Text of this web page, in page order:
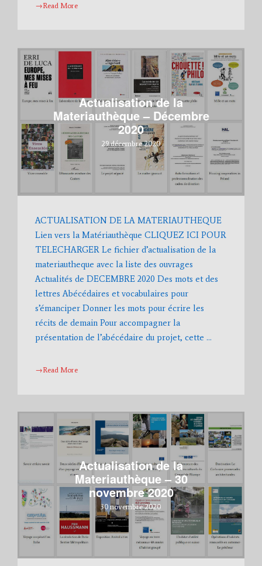
→Read More
Actualisation de la
Materiauthèque – Décembre
2020
29 décembre 2020
ACTUALISATION DE LA MATERIAUTHEQUE
Lien vers la Matériauthèque CLIQUEZ ICI POUR
TELECHARGER Le fichier d’actualisation de la
materiautheque avec la liste des ouvrages
Actualités de DECEMBRE 2020 Des mots et des
lettres Abécédaires et vocabulaires pour
s’émanciper Donner les mots pour écrire les
récits de demain Pour accompagner la
présentation de l’abécédaire du projet, cette …
→Read More
Actualisation de la
Materiauthèque – 30
novembre 2020
30 novembre 2020